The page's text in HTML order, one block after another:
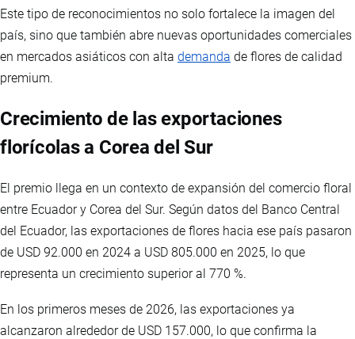
Este tipo de reconocimientos no solo fortalece la imagen del
país, sino que también abre nuevas oportunidades comerciales
en mercados asiáticos con alta demanda de flores de calidad
premium.
Crecimiento de las exportaciones
florícolas a Corea del Sur
El premio llega en un contexto de expansión del comercio floral
entre Ecuador y Corea del Sur. Según datos del Banco Central
del Ecuador, las exportaciones de flores hacia ese país pasaron
de USD 92.000 en 2024 a USD 805.000 en 2025, lo que
representa un crecimiento superior al 770 %.
En los primeros meses de 2026, las exportaciones ya
alcanzaron alrededor de USD 157.000, lo que confirma la